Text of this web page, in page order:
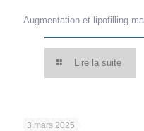
Augmentation et lipofilling
Lire la suite
3 mars 2025